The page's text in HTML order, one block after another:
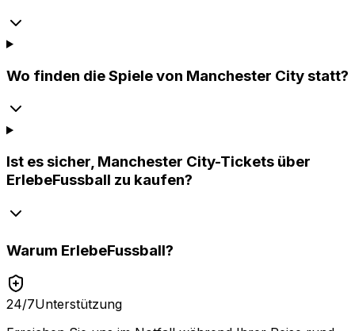
Wo finden die Spiele von Manchester City statt?
Ist es sicher, Manchester City-Tickets über
ErlebeFussball zu kaufen?
Warum ErlebeFussball?
24/7Unterstützung